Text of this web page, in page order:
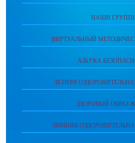
НАШИ
ВИРТУАЛЬНЫЙ
АЗБУКА
ЛЕТНЯЯ
ЗДОРОВЫЙ ОБРАЗ
ЗИМНЯЯ